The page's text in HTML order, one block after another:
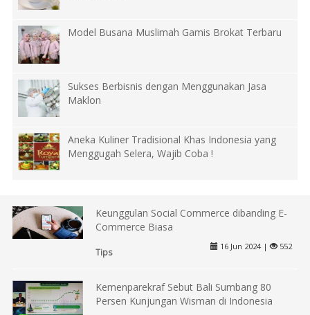
Model Busana Muslimah Gamis Brokat Terbaru
Sukses Berbisnis dengan Menggunakan Jasa
Maklon
Aneka Kuliner Tradisional Khas Indonesia yang
Menggugah Selera, Wajib Coba !
Keunggulan Social Commerce dibanding E-
Commerce Biasa
Tips
16 Jun 2024 | 552
Kemenparekraf Sebut Bali Sumbang 80
Persen Kunjungan Wisman di Indonesia